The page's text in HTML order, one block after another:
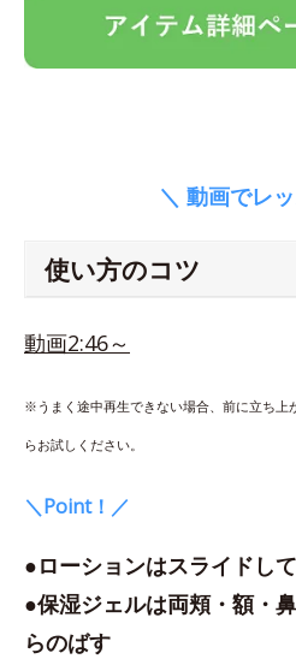
＼ 動画でレ
使い方のコツ
動画2:46～
※うまく途中再生できない場合、前に立ち上
らお試しください。
＼Point！／
●ローションはスライドし
●保湿ジェルは両頬・額・
らのばす